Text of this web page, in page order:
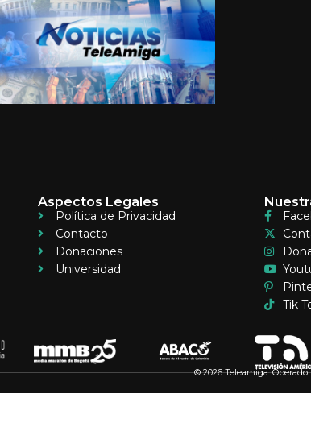
Aspectos Legales
Política de Privacidad
Contacto
Donaciones
Universidad
Tik
© 2026 Teleamiga.